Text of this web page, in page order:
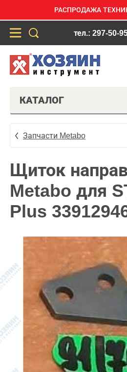
РАСПРОДАЖА
тел.: 297-50-
КАТАЛОГ
Запчасти Metabo
Щиток
Metabo для
Plus